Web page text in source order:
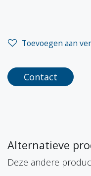
Toevoegen aan
Contact
Alternatieve
Deze andere